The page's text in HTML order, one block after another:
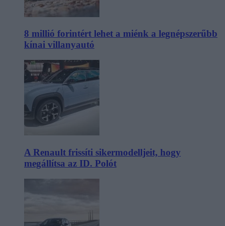
8 millió forintért lehet a miénk a legnépszerűbb
kínai villanyautó
A Renault frissíti sikermodelljeit, hogy
megállítsa az ID. Polót